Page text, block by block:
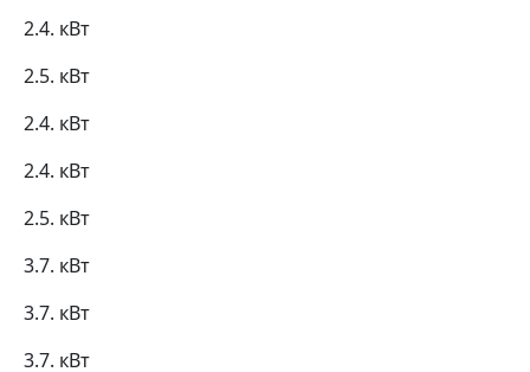
2.4. кВт
2.5. кВт
2.4. кВт
2.4. кВт
2.5. кВт
3.7. кВт
3.7. кВт
3.7. кВт